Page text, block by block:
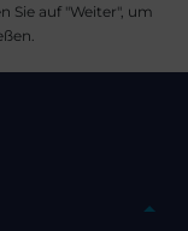
Sie auf "Weiter", um